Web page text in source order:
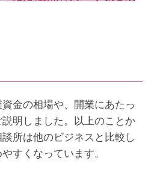
金の相場や、開業にあたっ
明しました。以上のことか
所は他のビジネスと比較し
すくなっています。